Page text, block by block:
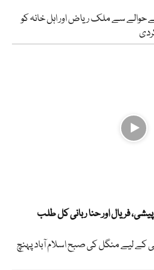
حوالے سے ملک ریاض اور اہل خانہ کو
فریال اور حنا ربانی کل طلب
کے لیے منگل کی صبح اسلام آباد پہنچ